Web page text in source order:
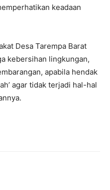
keadaan
Desa Tarempa Barat
kebersihan lingkungan,
apabila hendak
agar tidak terjadi hal-hal